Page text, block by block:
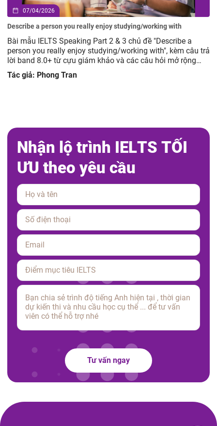
07/04/2026
Describe a person you really enjoy studying/working with
Bài mẫu IELTS Speaking Part 2 & 3 chủ đề "Describe a
person you really enjoy studying/working with", kèm câu trả
lời band 8.0+ từ cựu giám khảo và các câu hỏi mở rộng
giúp luyện tập hiệu quả.
Tác giả: Phong Tran
Nhận lộ trình IELTS TỐI
ƯU theo yêu cầu
Please leave this field empty.
Tư vấn ngay